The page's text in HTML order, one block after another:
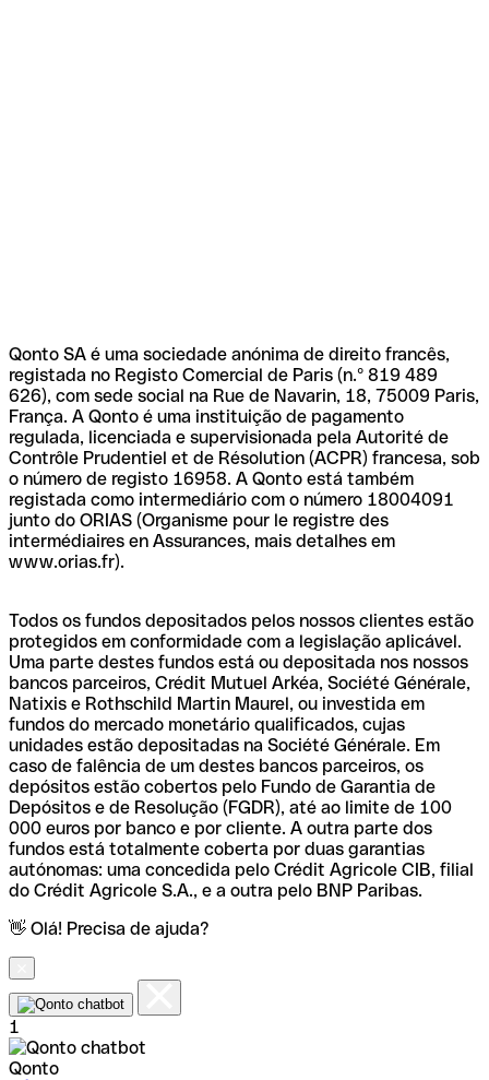
Qonto SA é uma sociedade anónima de direito francês,
registada no Registo Comercial de Paris (n.º 819 489
626), com sede social na Rue de Navarin, 18, 75009 Paris,
França. A Qonto é uma instituição de pagamento
regulada, licenciada e supervisionada pela Autorité de
Contrôle Prudentiel et de Résolution (ACPR) francesa, sob
o número de registo 16958. A Qonto está também
registada como intermediário com o número 18004091
junto do ORIAS (Organisme pour le registre des
intermédiaires en Assurances, mais detalhes em
www.orias.fr).
Todos os fundos depositados pelos nossos clientes estão
protegidos em conformidade com a legislação aplicável.
Uma parte destes fundos está ou depositada nos nossos
bancos parceiros, Crédit Mutuel Arkéa, Société Générale,
Natixis e Rothschild Martin Maurel, ou investida em
fundos do mercado monetário qualificados, cujas
unidades estão depositadas na Société Générale. Em
caso de falência de um destes bancos parceiros, os
depósitos estão cobertos pelo Fundo de Garantia de
Depósitos e de Resolução (FGDR), até ao limite de 100
000 euros por banco e por cliente. A outra parte dos
fundos está totalmente coberta por duas garantias
autónomas: uma concedida pelo Crédit Agricole CIB, filial
do Crédit Agricole S.A., e a outra pelo BNP Paribas.
👋 Olá! Precisa de ajuda?
1
Qonto